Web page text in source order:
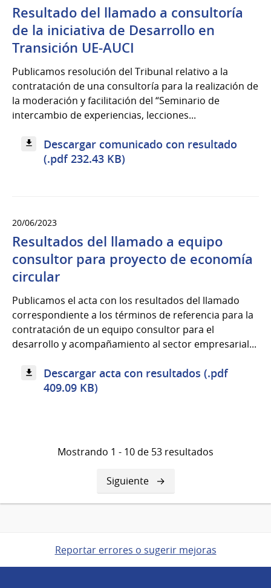
Resultado del llamado a consultoría
de la iniciativa de Desarrollo en
Transición UE-AUCI
Publicamos resolución del Tribunal relativo a la
contratación de una consultoría para la realización de
la moderación y facilitación del “Seminario de
intercambio de experiencias, lecciones...
Descargar comunicado con resultado
(.pdf 232.43 KB)
20/06/2023
Resultados del llamado a equipo
consultor para proyecto de economía
circular
Publicamos el acta con los resultados del llamado
correspondiente a los términos de referencia para la
contratación de un equipo consultor para el
desarrollo y acompañamiento al sector empresarial...
Descargar acta con resultados (.pdf
409.09 KB)
Mostrando 1 - 10 de 53 resultados
Siguiente
página
Siguiente
Reportar errores o sugerir mejoras